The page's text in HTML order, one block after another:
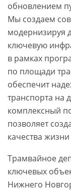
обновлением
Мы создаем
модернизируя
ключевую
в рамках
по площади
обеспечит
транспорта на
комплексный
позволяет
качества
Трамвайное
ключевых
Нижнего